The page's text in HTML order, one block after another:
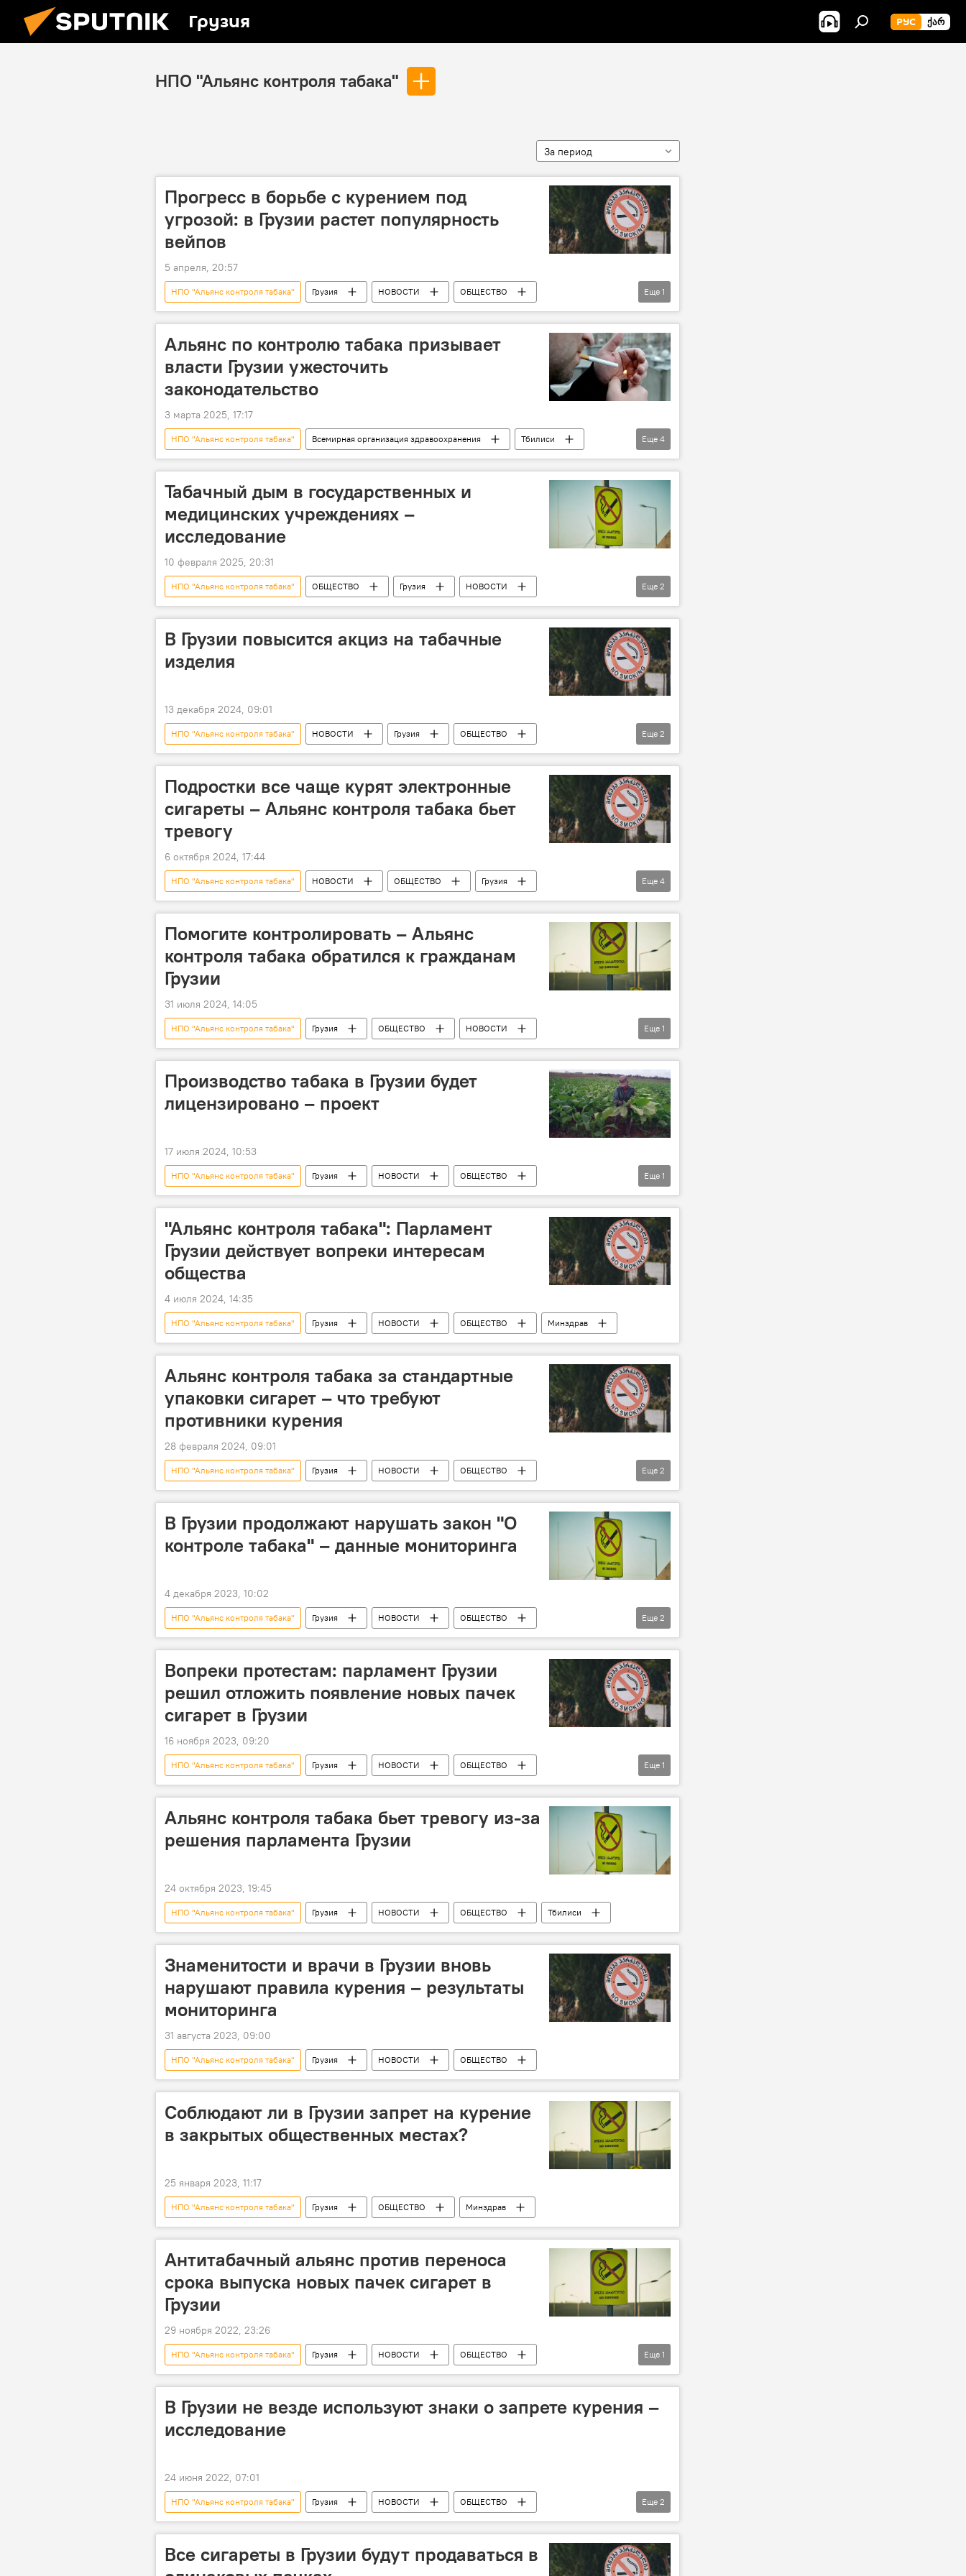
Грузия РУС ᲥᲐᲠ
НПО "Альянс контроля табака"
За период
Прогресс в борьбе с курением под
угрозой: в Грузии растет популярность
вейпов
5 апреля, 20:57
НПО "Альянс контроля табака" Грузия НОВОСТИ
ОБЩЕСТВО
Запрет на курение
Еще 1
Альянс по контролю табака призывает
власти Грузии ужесточить
законодательство
3 марта 2025, 17:17
НПО "Альянс контроля табака" Всемирная организация здравоохранения
Тбилиси
Грузия
НОВОСТИ ОБЩЕСТВО Закон "О контроле табака"
Еще 4
Табачный дым в государственных и
медицинских учреждениях –
исследование
10 февраля 2025, 20:31
НПО "Альянс контроля табака" ОБЩЕСТВО Грузия
НОВОСТИ
Всемирная организация здравоохранения
Закон "О контроле табака"
Еще 2
В Грузии повысится акциз на табачные
изделия
13 декабря 2024, 09:01
НПО "Альянс контроля табака" НОВОСТИ Грузия
ОБЩЕСТВО
Повышение акциза
Закон "О контроле табака"
Еще 2
Подростки все чаще курят электронные
сигареты – Альянс контроля табака бьет
тревогу
6 октября 2024, 17:44
НПО "Альянс контроля табака" НОВОСТИ ОБЩЕСТВО
Грузия
Георгий Бахтуридзе
Закон "О контроле табака"
Олег Табаков
Еще 4
Помогите контролировать – Альянс
контроля табака обратился к гражданам
Грузии
31 июля 2024, 14:05
НПО "Альянс контроля табака" Грузия ОБЩЕСТВО
НОВОСТИ
Закон "О контроле табака"
Еще 1
Производство табака в Грузии будет
лицензировано – проект
17 июля 2024, 10:53
НПО "Альянс контроля табака" Грузия НОВОСТИ
ОБЩЕСТВО
Закон "О контроле табака"
Еще 1
"Альянс контроля табака": Парламент
Грузии действует вопреки интересам
общества
4 июля 2024, 14:35
НПО "Альянс контроля табака" Грузия НОВОСТИ ОБЩЕСТВО Минздрав
Альянс контроля табака за стандартные
упаковки сигарет – что требуют
противники курения
28 февраля 2024, 09:01
НПО "Альянс контроля табака" Грузия НОВОСТИ
ОБЩЕСТВО
Закон "О контроле табака"
Антитабачная политика
Еще 2
В Грузии продолжают нарушать закон "О
контроле табака" – данные мониторинга
4 декабря 2023, 10:02
НПО "Альянс контроля табака" Грузия НОВОСТИ
ОБЩЕСТВО
Антитабачная политика
Антитабачное законодательство
Еще 2
Вопреки протестам: парламент Грузии
решил отложить появление новых пачек
сигарет в Грузии
16 ноября 2023, 09:20
НПО "Альянс контроля табака" Грузия НОВОСТИ
ОБЩЕСТВО
Закон "О контроле табака"
Еще 1
Альянс контроля табака бьет тревогу из-за
решения парламента Грузии
24 октября 2023, 19:45
НПО "Альянс контроля табака" Грузия НОВОСТИ ОБЩЕСТВО Тбилиси
Знаменитости и врачи в Грузии вновь
нарушают правила курения – результаты
мониторинга
31 августа 2023, 09:00
НПО "Альянс контроля табака" Грузия НОВОСТИ ОБЩЕСТВО
Соблюдают ли в Грузии запрет на курение
в закрытых общественных местах?
25 января 2023, 11:17
НПО "Альянс контроля табака" Грузия ОБЩЕСТВО Минздрав
Антитабачный альянс против переноса
срока выпуска новых пачек сигарет в
Грузии
29 ноября 2022, 23:26
НПО "Альянс контроля табака" Грузия НОВОСТИ
ОБЩЕСТВО
Парламент Грузии
Еще 1
В Грузии не везде используют знаки о запрете курения –
исследование
24 июня 2022, 07:01
НПО "Альянс контроля табака" Грузия НОВОСТИ
ОБЩЕСТВО
Закон "О контроле табака"
Антитабачная политика
Еще 2
Все сигареты в Грузии будут продаваться в